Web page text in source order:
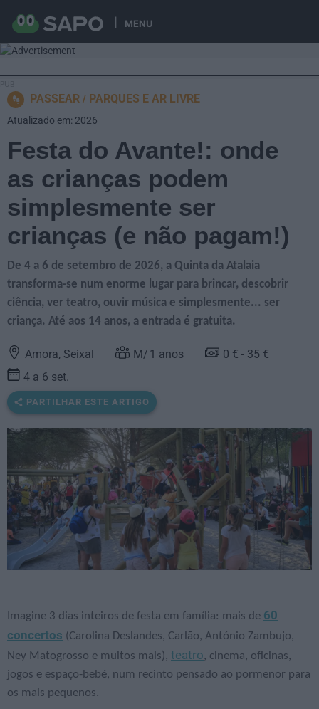
MENU
PASSEAR PARQUES E AR LIVRE
Festa do Avante!: onde
as crianças podem
simplesmente ser
crianças (e não pagam!)
De 4 a 6 de setembro de 2026, a Quinta da Atalaia
transforma-se num enorme lugar para brincar, descobrir
ciência, ver teatro, ouvir música e simplesmente... ser
criança. Até aos 14 anos, a entrada é gratuita.
Amora, Seixal 1 anos 0 €
35 €
4 a 6 set.
PARTILHAR ESTE ARTIGO
Imagine 3 dias inteiros de festa em família: mais de 60
concertos (Carolina Deslandes, Carlão, António Zambujo,
Ney Matogrosso e muitos mais), teatro, cinema, oficinas,
jogos e espaço-bebé, num recinto pensado ao pormenor para
os mais pequenos.
Atualizado em: 2026